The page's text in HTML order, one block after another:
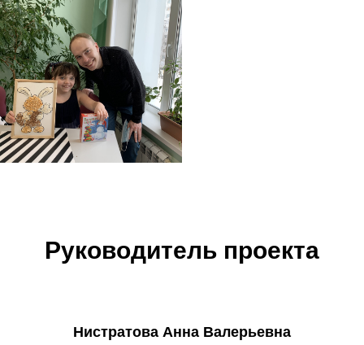
Руководитель проекта
Нистратова Анна Валерьевна